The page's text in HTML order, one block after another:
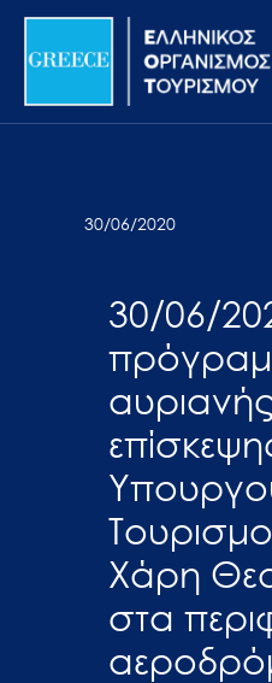
Σημείωση:
ιστότοπος
προσβασιμότητας.
Μετάβαση
περιεχόμενο
30/06/2020
30/06/
Χάρη
στα